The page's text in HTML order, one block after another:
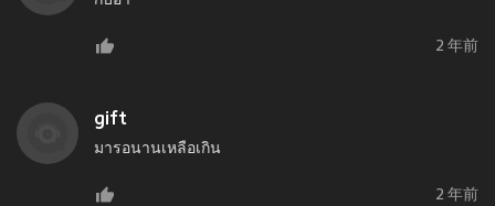
2 年前
gift
มารอนานเหลือเกิน
2 年前